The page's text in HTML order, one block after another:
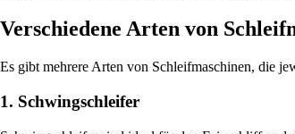
Verschiedene Arten von
Es gibt mehrere Arten von Schleifmaschinen, die
1. Schwingschleifer